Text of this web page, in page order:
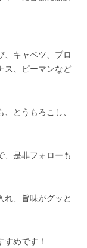
、キャベツ、ブロ
ス、ピーマンなど
とうもろこし、
、是非フォローも
れ、旨味がグッと
めです！